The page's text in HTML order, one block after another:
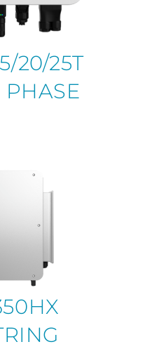
20/25T
PHASE